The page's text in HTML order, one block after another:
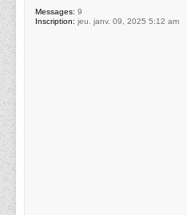
Messages: 9
Inscription: jeu. janv. 09, 2025 5:12 am